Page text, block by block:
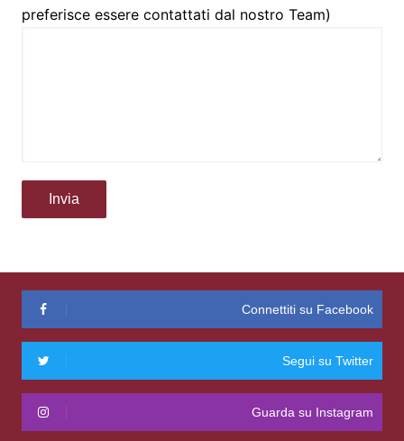
preferisce essere contattati dal nostro Team)
Connettiti su Facebook
Segui su Twitter
Guarda su Instagram